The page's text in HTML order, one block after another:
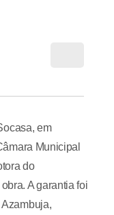
em
Municipal
do
A garantia foi